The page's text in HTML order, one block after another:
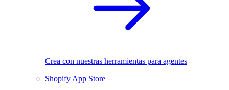
Crea con nuestras herramientas para agentes
Shopify App Store